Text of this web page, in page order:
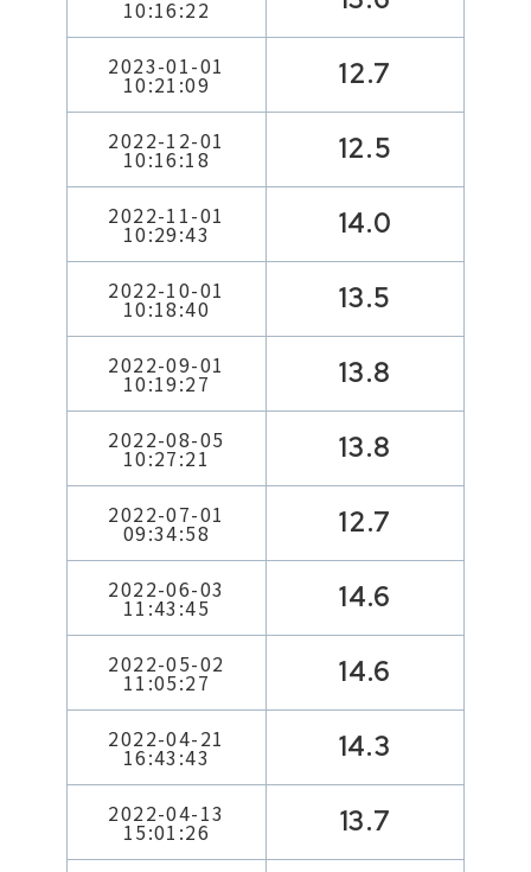
10:16:22
2023-01-01
10:21:09 12.7
2022-12-01
10:16:18 12.5
2022-11-01
10:29:43 14.0
2022-10-01
10:18:40 13.5
2022-09-01
10:19:27 13.8
2022-08-05
10:27:21 13.8
2022-07-01
09:34:58 12.7
2022-06-03
11:43:45 14.6
2022-05-02
11:05:27 14.6
2022-04-21
16:43:43 14.3
2022-04-13
15:01:26 13.7